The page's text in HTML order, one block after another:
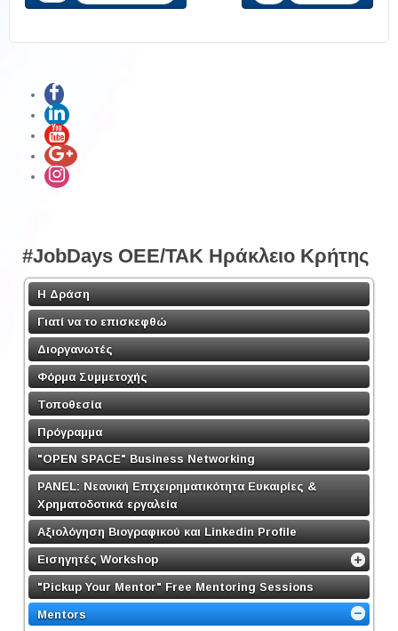
#JobDays OEE/TAK Ηράκλειο Κρήτης
Η Δράση
Γιατί να το επισκεφθώ
Διοργανωτές
Φόρμα Συμμετοχής
Τοποθεσία
Πρόγραμμα
"OPEN SPACE" Business Networking
PANEL: Νεανική Επιχειρηματικότητα Ευκαιρίες &
Χρηματοδοτικά εργαλεία
Αξιολόγηση Βιογραφικού και Linkedin Profile
Εισηγητές Workshop
"Pickup Your Mentor" Free Mentoring Sessions
Mentors